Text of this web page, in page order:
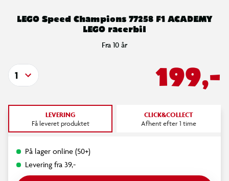
LEGO Speed Champions 77258 F1 ACADEMY
LEGO racerbil
Fra 10 år
199,-
1
LEVERING
Få leveret produktet
CLICK&COLLECT
Afhent efter 1 time
På lager online (50+)
Levering fra 39,-